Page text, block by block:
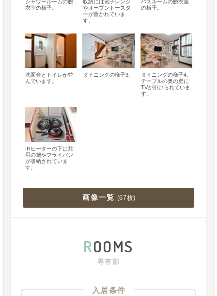
シャワールームの脱
衣室の様子。
収納には電子レンジ
やオーブントースタ
ーが置かれていま
す。
バスルームの脱衣室
の様子。
洗面台とトイレが並
んでいます。
ダイニングの様子3。
ダイニングの様子4。
テーブルの奥の壁に
TVが掛けられていま
す。
IHヒーターの下は共
用の鍋やフライパン
が収納されていま
す。
画像一覧 (67枚)
ROOMS
専有部
入居条件